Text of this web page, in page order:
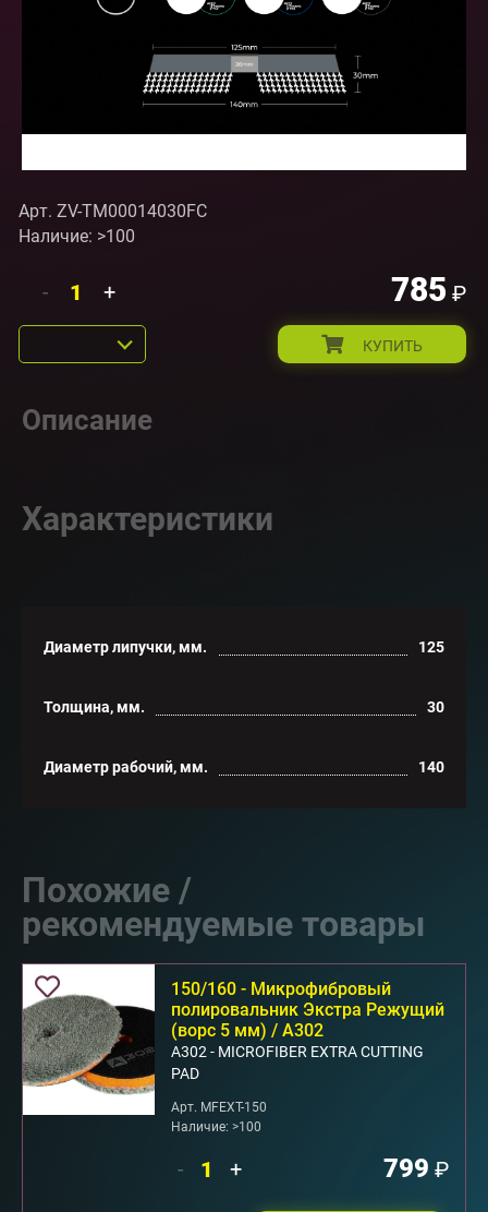
Арт. ZV-TM00014030FC
Наличие: >100
- + 785 ₽
КУПИТЬ
Описание
Характеристики
Диаметр липучки, мм. 125
Толщина, мм. 30
Диаметр рабочий, мм. 140
Похожие /
рекомендуемые товары
150/160 - Микрофибровый
полировальник Экстра Режущий
(ворс 5 мм) / A302
А302 - MICROFIBER EXTRA CUTTING
PAD
Арт. MFEXT-150
Наличие: >100
- + 799 ₽